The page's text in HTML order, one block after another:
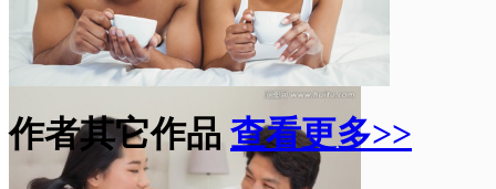
作者其它作品 查看更多>>